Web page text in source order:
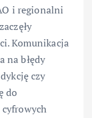
i regionalni
Komunikacja
na błędy
czy
do